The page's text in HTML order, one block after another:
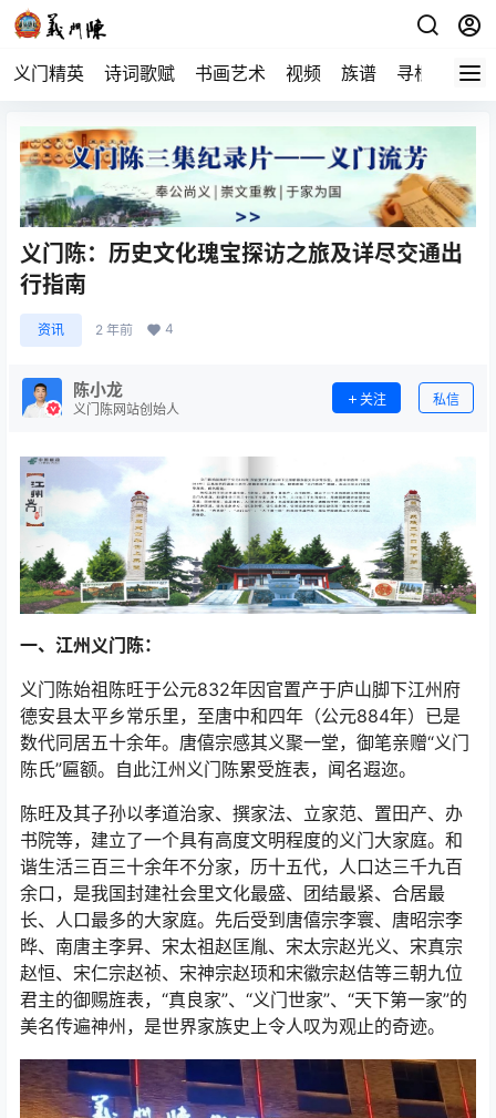
义门精英 诗词歌赋 书画艺术 视频 族谱 寻根
义门陈：历史文化瑰宝探访之旅及详尽交通出
行指南
资讯 2 年前 4
陈小龙
义门陈网站创始人
关注 私信
一、江州义门陈：
义门陈始祖陈旺于公元832年因官置产于庐山脚下江州府
德安县太平乡常乐里，至唐中和四年（公元884年）已是
数代同居五十余年。唐僖宗感其义聚一堂，御笔亲赠“义门
陈氏”匾额。自此江州义门陈累受旌表，闻名遐迩。
陈旺及其子孙以孝道治家、撰家法、立家范、置田产、办
书院等，建立了一个具有高度文明程度的义门大家庭。和
谐生活三百三十余年不分家，历十五代，人口达三千九百
余口，是我国封建社会里文化最盛、团结最紧、合居最
长、人口最多的大家庭。先后受到唐僖宗李寰、唐昭宗李
晔、南唐主李昇、宋太祖赵匡胤、宋太宗赵光义、宋真宗
赵恒、宋仁宗赵祯、宋神宗赵顼和宋徽宗赵佶等三朝九位
君主的御赐旌表，“真良家”、“义门世家”、“天下第一家”的
美名传遍神州，是世界家族史上令人叹为观止的奇迹。